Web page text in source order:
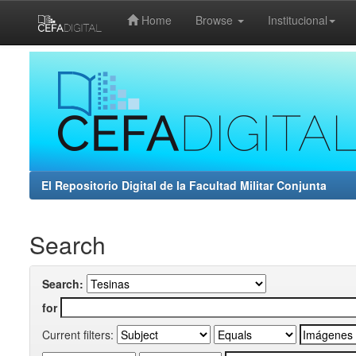
Home Browse Institucional
El Repositorio Digital de la Facultad Militar Conjunta
Search
Search:
for
Current filters: